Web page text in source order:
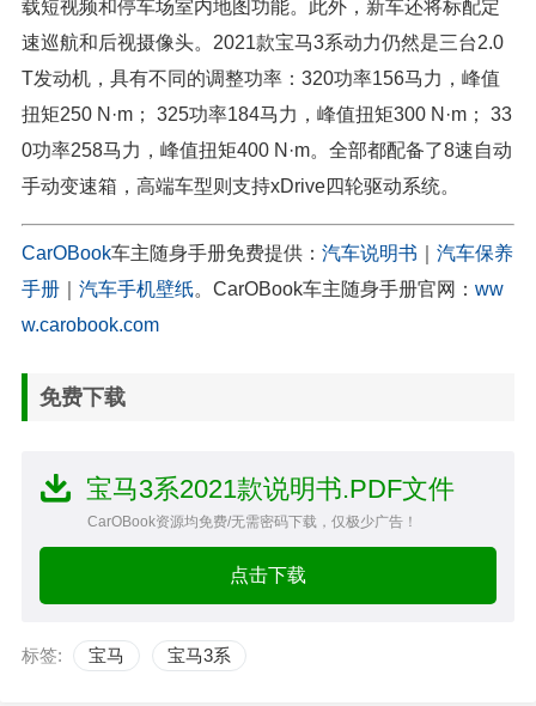
载短视频和停车场室内地图功能。此外，新车还将标配定
速巡航和后视摄像头。2021款宝马3系动力仍然是三台2.0
T发动机，具有不同的调整功率：320功率156马力，峰值
扭矩250 N·m； 325功率184马力，峰值扭矩300 N·m； 33
0功率258马力，峰值扭矩400 N·m。全部都配备了8速自动
手动变速箱，高端车型则支持xDrive四轮驱动系统。
CarOBook车主随身手册免费提供： 汽车说明书
汽车保养
手册
汽车手机壁纸。CarOBook车主随身手册官网： ww
w.carobook.com
免费下载
宝马3系2021款说明书.PDF文件
CarOBook资源均免费/无需密码下载，仅极少广告！
点击下载
标签: 宝马 宝马3系